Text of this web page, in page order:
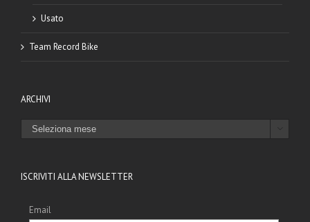
Usato
Team Record Bike
ARCHIVI
ARCHIVI
ISCRIVITI ALLA NEWSLETTER
Email